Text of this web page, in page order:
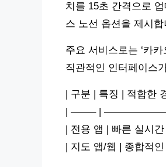
치를 15초 간격으로
스 노선 옵션을 제시합
주요 서비스로는 ‘카카
직관적인 인터페이스
| 구분 | 특징 | 적합한
| ——– |
| 전용 앱 | 빠른 실시
| 지도 앱/웹 | 종합적